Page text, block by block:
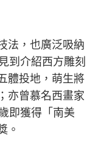
法，也廣泛吸納
到介紹西方雕刻
體投地，萌生將
亦曾慕名西畫家
即獲得「南美
。